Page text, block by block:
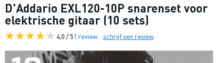
D'Addario EXL120-10P snarenset voor
elektrische gitaar (10 sets)
4,0 / 51 review schrijf een review